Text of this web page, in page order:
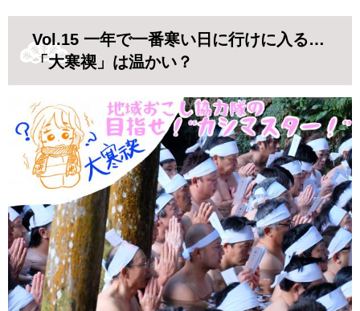
Vol.15 一年で一番寒い日に行けに入る…
「大寒禊」は温かい？